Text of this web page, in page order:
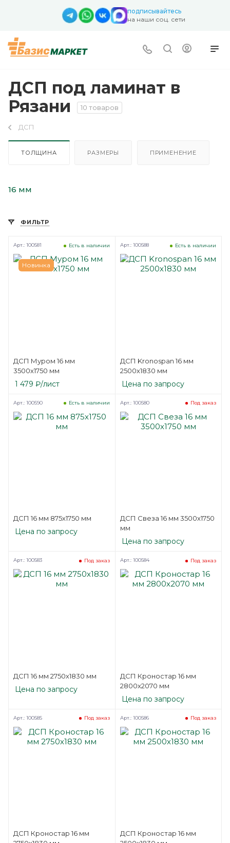
подписывайтесь
на наши соц. сети
ДСП под ламинат в
Рязани
10 товаров
ДСП
ТОЛЩИНА РАЗМЕРЫ ПРИМЕНЕНИЕ
16 мм
ФИЛЬТР
Новинка
ДСП Муром 16 мм
3500х1750 мм
Есть в наличии
Арт.: 100581
1 479 ₽/лист
ДСП Kronospan 16 мм
2500х1830 мм
Есть в наличии
Арт.: 100588
Цена по запросу
ДСП 16 мм 875х1750 мм
Есть в наличии
Арт.: 100590
Цена по запросу
ДСП Свеза 16 мм 3500х1750
мм
Под заказ
Арт.: 100580
Цена по запросу
ДСП 16 мм 2750х1830 мм
Под заказ
Арт.: 100583
Цена по запросу
ДСП Кроностар 16 мм
2800х2070 мм
Под заказ
Арт.: 100584
Цена по запросу
ДСП Кроностар 16 мм
Под заказ
Арт.: 100585
ДСП Кроностар 16 мм
Под заказ
Арт.: 100586